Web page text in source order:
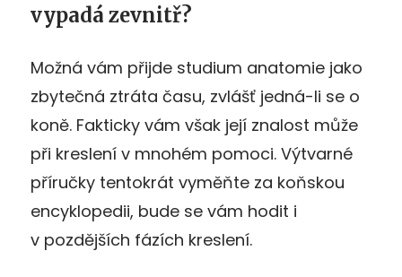
vypadá zevnitř?
Možná vám přijde studium anatomie jako
zbytečná ztráta času, zvlášť jedná-li se o
koně. Fakticky vám však její znalost může
při kreslení v mnohém pomoci. Výtvarné
příručky tentokrát vyměňte za koňskou
encyklopedii, bude se vám hodit i
v pozdějších fázích kreslení.